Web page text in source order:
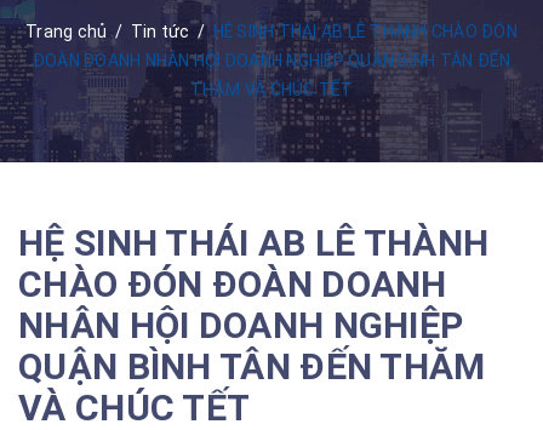
Trang chủ / Tin tức / HỆ SINH THÁI AB LÊ THÀNH CHÀO ĐÓN
ĐOÀN DOANH NHÂN HỘI DOANH NGHIỆP QUẬN BÌNH TÂN ĐẾN
THĂM VÀ CHÚC TẾT
HỆ SINH THÁI AB LÊ THÀNH
CHÀO ĐÓN ĐOÀN DOANH
NHÂN HỘI DOANH NGHIỆP
QUẬN BÌNH TÂN ĐẾN THĂM
VÀ CHÚC TẾT